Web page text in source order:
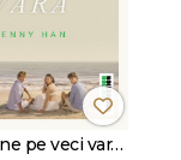
Ne rămâne pe veci vara (seria Vara, vol. 3, ediție tie-in)